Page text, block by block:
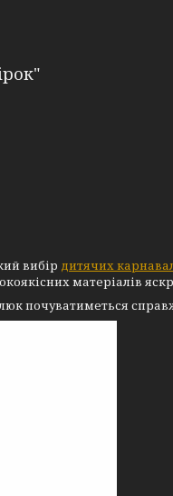
вибір дитячих
матеріалів
почуватиметься